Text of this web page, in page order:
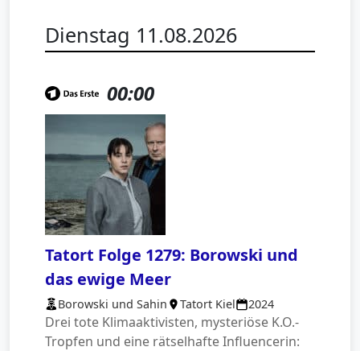
Dienstag 11.08.2026
00:00
Tatort Folge 1279: Borowski und
das ewige Meer
Borowski und Sahin Tatort Kiel 2024
Drei tote Klimaaktivisten, mysteriöse K.O.-
Tropfen und eine rätselhafte Influencerin: